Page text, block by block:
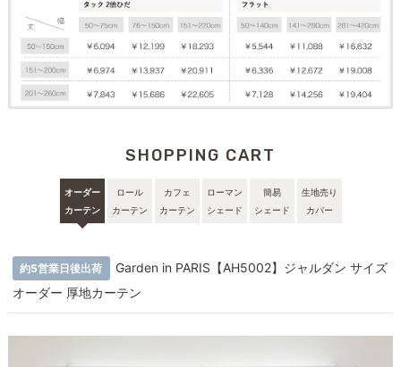
SHOPPING CART
オーダー
カーテン
ロール
カーテン
カフェ
カーテン
ローマン
シェード
簡易
シェード
生地売り
カバー
約5営業日後出荷
Garden in PARIS【AH5002】ジャルダン サイズ
オーダー 厚地カーテン